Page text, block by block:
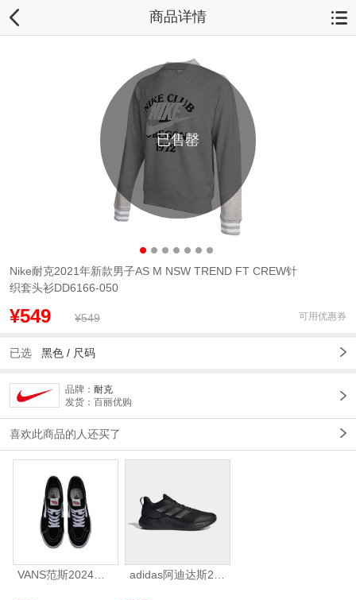
商品详情
已售罄
Nike耐克2021年新款男子AS M NSW TREND FT CREW针
织套头衫DD6166-050
¥549 ¥549 可用优惠券
已选 黑色 / 尺码
品牌： 耐克
发货：百丽优购
喜欢此商品的人还买了
VANS范斯2024中性SK8-HiCL帆布鞋/硫化鞋VN000D5IB8C